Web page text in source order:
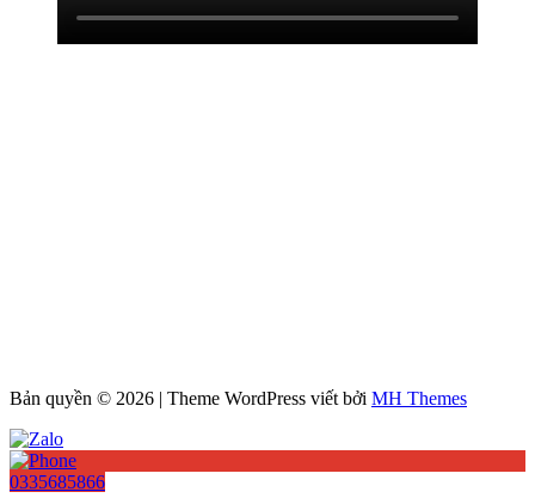
Bản quyền © 2026 | Theme WordPress viết bởi MH Themes
0335685866